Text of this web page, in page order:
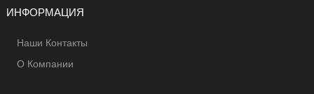
ИНФОРМАЦИЯ
Наши Контакты
О Компании